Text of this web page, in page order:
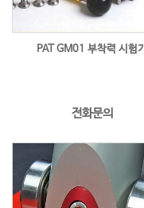
PAT GM01 부착력 시험기
전화문의